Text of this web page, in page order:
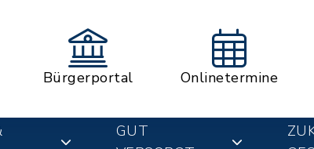
Bürgerportal Onlinetermine
GUT